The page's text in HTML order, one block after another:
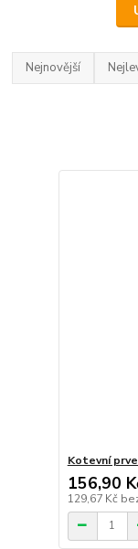
Nejnovější
Kotevní
156,90
129,67 Kč